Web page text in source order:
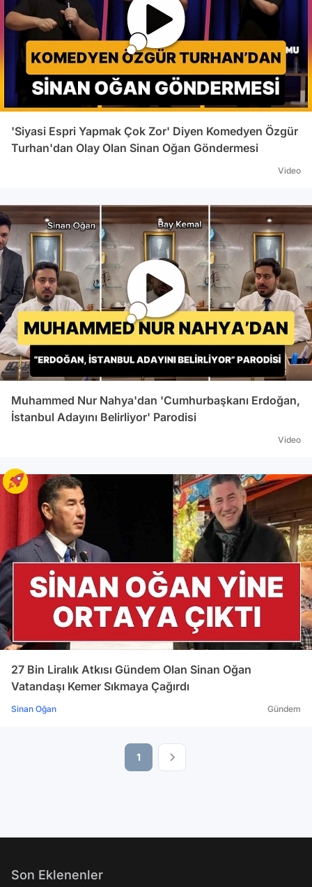
'Siyasi Espri Yapmak Çok Zor' Diyen Komedyen Özgür
Turhan'dan Olay Olan Sinan Oğan Göndermesi
Video
Muhammed Nur Nahya'dan 'Cumhurbaşkanı Erdoğan,
İstanbul Adayını Belirliyor' Parodisi
Video
27 Bin Liralık Atkısı Gündem Olan Sinan Oğan
Vatandaşı Kemer Sıkmaya Çağırdı
Sinan Oğan Gündem
1
Son Eklenenler